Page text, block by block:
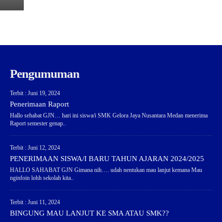
Pengumuman
Terbit : Juni 19, 2024
Penerimaan Raport
Hallo sehabat GJN… hari ini siswa/i SMK Gelora Jaya Nusantara Medan menerima
Raport semester genap..
Terbit : Juni 12, 2024
PENERIMAAN SISWA/I BARU TAHUN AJARAN 2024/2025
HALLO SAHABAT GJN Gimana nih…. udah nentukan mau lanjut kemana Mau
nginfoin lohh sekolah kita..
Terbit : Juni 11, 2024
BINGUNG MAU LANJUT KE SMA ATAU SMK??